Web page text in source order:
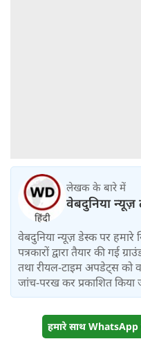
लेखक के बारे में
वेबदुनिया न्यूज़
वेबदुनिया न्यूज़ डेस्क पर हमारे
पत्रकारों द्वारा तैयार की गई
तथा रीयल-टाइम अपडेट्स को
जांच-परख कर प्रकाशित किया
हमारे साथ